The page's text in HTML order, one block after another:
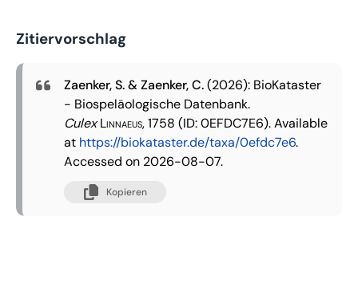
Zitiervorschlag
Zaenker, S. & Zaenker, C.(2026): BioKataster
- Biospeläologische Datenbank.
CulexLinnaeus, 1758 (ID: 0EFDC7E6). Available
at https://biokataster.de/taxa/0efdc7e6.
Accessed on 2026-08-07.
Kopieren